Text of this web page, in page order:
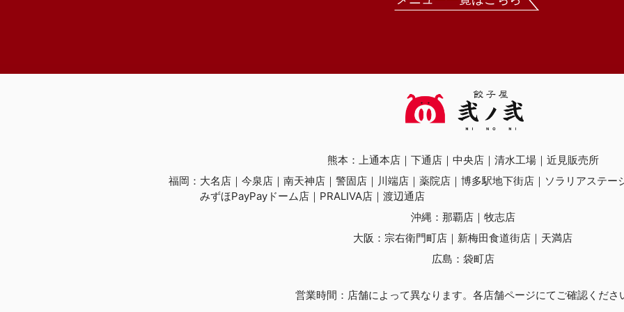
熊本： 上通本店 下通店 中央店 清水工場
近見販売所
福岡： 大名店 今泉店 南天神店 警固店 川端店 薬院店 博多駅地下街店 ソラリアステー
みずほPayPayドーム店
PRALIVA店
渡辺通店
沖縄： 那覇店
牧志店
大阪： 宗右衛門町店 新梅田食道街店
天満店
広島： 袋町店
営業時間：店舗によって異なります。各店舗ページにてご確認くださ